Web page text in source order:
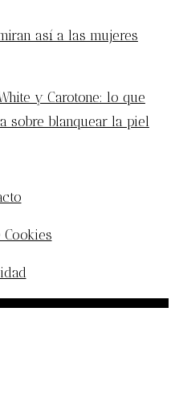
así a las mujeres
y Carotone: lo que
sobre blanquear la piel
Cookies